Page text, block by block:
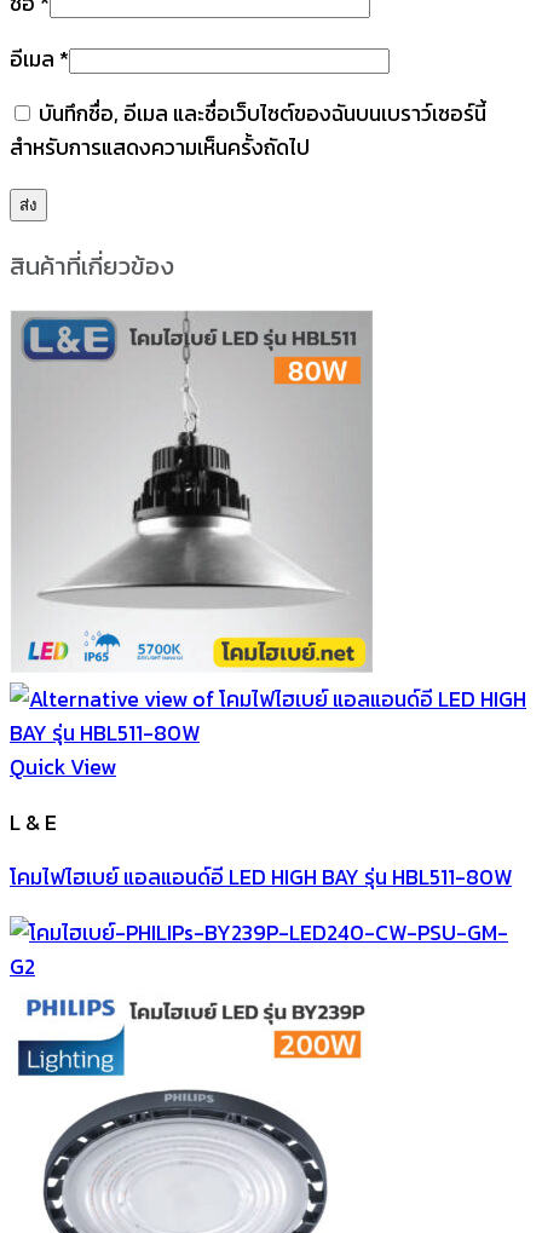
อีเมล*
บันทึกชื่อ, อีเมล และชื่อเว็บไซต์ของฉันบนเบราว์เซอร์นี้
สำหรับการแสดงความเห็นครั้งถัดไป
สินค้าที่เกี่ยวข้อง
Quick View
L & E
โคมไฟไฮเบย์ แอลแอนด์อี LED HIGH BAY รุ่น HBL511-80W